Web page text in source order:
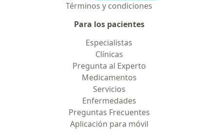
Términos y condiciones
Para los pacientes
Especialistas
Clínicas
Pregunta al Experto
Medicamentos
Servicios
Enfermedades
Preguntas Frecuentes
Aplicación para móvil